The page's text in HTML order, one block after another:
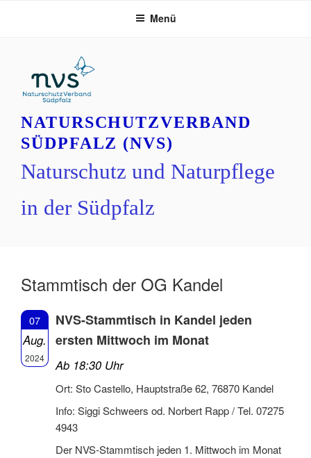
NATURSCHUTZVERBAND
SÜDPFALZ (NVS)
Naturschutz und Naturpflege
in der Südpfalz
Menü
Stammtisch der OG Kandel
07
Aug.
2024
NVS-Stammtisch in Kandel jeden
ersten Mittwoch im Monat
Ab 18:30 Uhr
Ort: Sto Castello, Hauptstraße 62, 76870 Kandel
Info: Siggi Schweers od. Norbert Rapp / Tel. 07275
4943
Der NVS-Stammtisch jeden 1. Mittwoch im Monat